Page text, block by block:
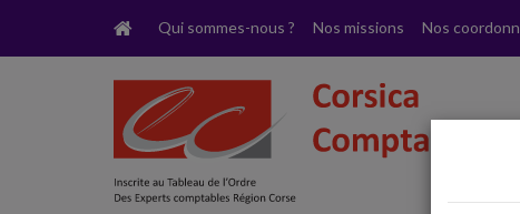
Qui sommes-nous ? Nos missions Nos